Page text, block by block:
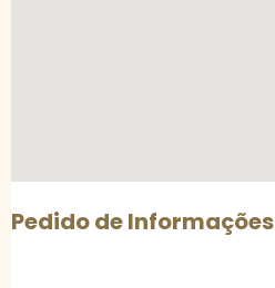
Pedido de Informações